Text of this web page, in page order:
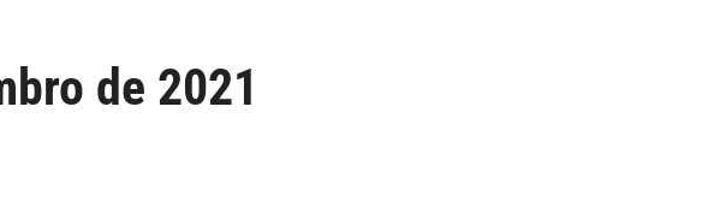
de 2021